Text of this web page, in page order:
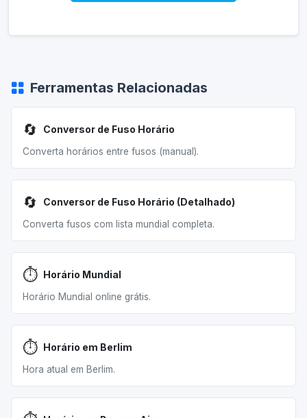
Ferramentas Relacionadas
🔄 Conversor de Fuso Horário
Converta horários entre fusos (manual).
🔄 Conversor de Fuso Horário (Detalhado)
Converta fusos com lista mundial completa.
⏱️ Horário Mundial
Horário Mundial online grátis.
⏱️ Horário em Berlim
Hora atual em Berlim.